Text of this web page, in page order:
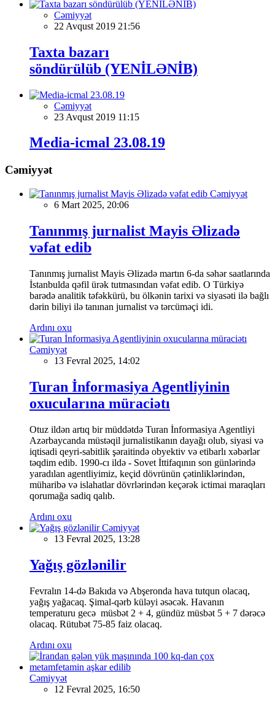
Cəmiyyət
22 Avqust 2019 21:56
Taxta bazarı
söndürülüb (YENİLƏNİB)
Cəmiyyət
23 Avqust 2019 11:15
Media-icmal 23.08.19
Cəmiyyət
Cəmiyyət
6 Mart 2025, 20:06
Tanınmış jurnalist Mayis Əlizadə
vəfat edib
Tanınmış jurnalist Mayis Əlizadə martın 6-da səhər saatlarında
İstanbulda qəfil ürək tutmasından vəfat edib. O Türkiyə
barədə analitik təfəkkürü, bu ölkənin tarixi və siyasəti ilə bağlı
dərin biliyi ilə tanınan jurnalist və tərcüməçi idi.
Ardını oxu
Cəmiyyət
13 Fevral 2025, 14:02
Turan İnformasiya Agentliyinin
oxucularına müraciətı
Otuz ildən artıq bir müddətdə Turan İnformasiya Agentliyi
Azərbaycanda müstəqil jurnalistikanın dayağı olub, siyasi və
iqtisadi qeyri-sabitlik şəraitində obyektiv və etibarlı xəbərlər
təqdim edib. 1990-cı ildə - Sovet İttifaqının son günlərində
yaradılan agentliyimiz, keçid dövrünün çətinliklərindən,
müharibə və islahatlar dövrlərindən keçərək ictimai maraqları
qorumağa sadiq qalıb.
Ardını oxu
Cəmiyyət
13 Fevral 2025, 13:28
Yağış gözlənilir
Fevralın 14-də Bakıda və Abşeronda hava tutqun olacaq,
yağış yağacaq. Şimal-qərb küləyi əsəcək. Havanın
temperaturu gecə müsbət 2 + 4, gündüz müsbət 5 + 7 dərəcə
olacaq. Rütubət 75-85 faiz olacaq.
Ardını oxu
Cəmiyyət
12 Fevral 2025, 16:50